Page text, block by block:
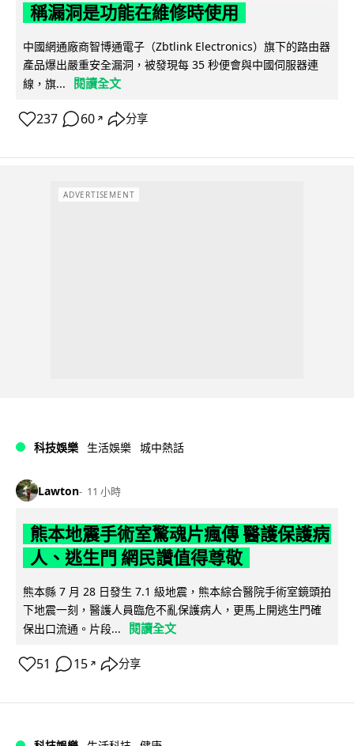
稱漏洞是功能在維修時使用
中國網通廠商智博通電子（Zbtlink Electronics）旗下的路由器
產品爆出嚴重安全漏洞，被發現每 35 秒便會與中國伺服器連
線，旗...
閱讀全文
237 60 ↗ 分享
ADVERTISEMENT
科技娛樂 生活娛樂 城中熱話
Lawton 11 小時
熊本地震手術室驚魂片瘋傳 醫護保護病
人、逃生門 網民讚值得尊敬
熊本縣 7 月 28 日發生 7.1 級地震，熊本綜合醫院手術室鏡頭拍
下地震一刻，醫護人員臨危不亂保護病人，更馬上開逃生門確
保出口流通。片段...
閱讀全文
51 15 ↗ 分享